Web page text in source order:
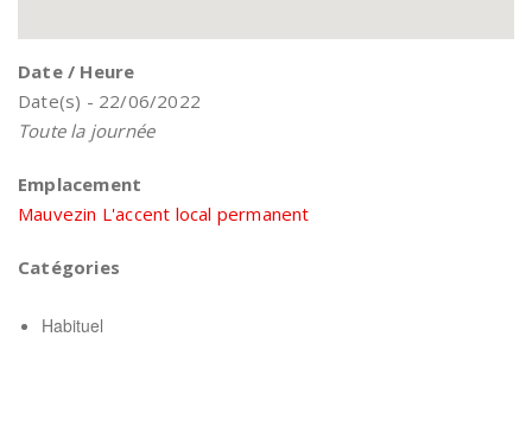
Date / Heure
Date(s) - 22/06/2022
Toute la journée
Emplacement
Mauvezin L'accent local permanent
Catégories
Habituel